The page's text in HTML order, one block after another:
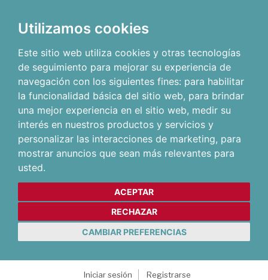
Utilizamos cookies
Este sitio web utiliza cookies y otras tecnologías
de seguimiento para mejorar su experiencia de
navegación con los siguientes fines: para habilitar
la funcionalidad básica del sitio web, para brindar
una mejor experiencia en el sitio web, medir su
interés en nuestros productos y servicios y
personalizar las interacciones de marketing, para
mostrar anuncios que sean más relevantes para
usted.
ACEPTAR
RECHAZAR
CAMBIAR PREFERENCIAS
Iniciar sesión
Registrarse